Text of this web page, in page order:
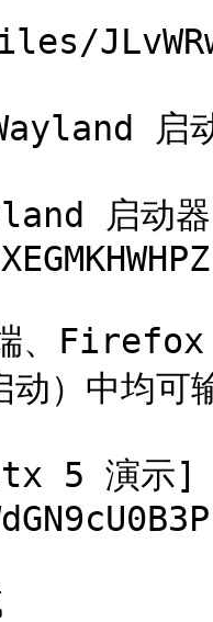
启动
启动器
、
）中均可
5 演示]